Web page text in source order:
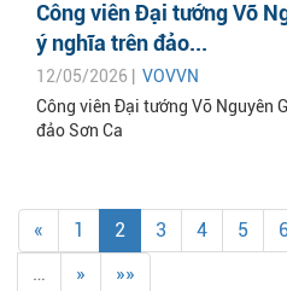
Công viên Đại tướng Võ
ý nghĩa trên đảo...
12/05/2026 | VOVVN
Công viên Đại tướng Võ Nguyên
đảo Sơn Ca
« 1 2 3 4 5
…
» »»